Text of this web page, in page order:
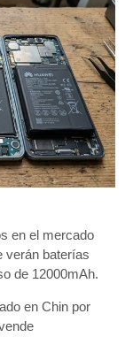
en el mercado
verán baterías
de 12000mAh.
en Chin por